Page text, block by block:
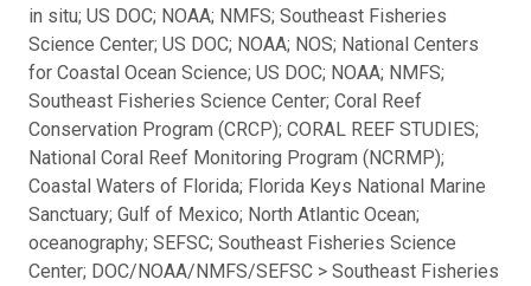
in situ; US DOC; NOAA; NMFS; Southeast Fisheries
Science Center; US DOC; NOAA; NOS; National Centers
for Coastal Ocean Science; US DOC; NOAA; NMFS;
Southeast Fisheries Science Center; Coral Reef
Conservation Program (CRCP); CORAL REEF STUDIES;
National Coral Reef Monitoring Program (NCRMP);
Coastal Waters of Florida; Florida Keys National Marine
Sanctuary; Gulf of Mexico; North Atlantic Ocean;
oceanography; SEFSC; Southeast Fisheries Science
Center; DOC/NOAA/NMFS/SEFSC > Southeast Fisheries